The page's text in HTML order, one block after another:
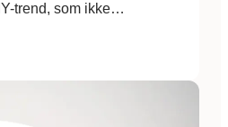
trend, som ikke…